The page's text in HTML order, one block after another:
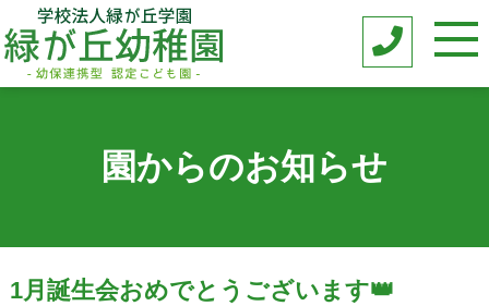
園からのお知らせ
1月誕生会おめでとうございます👑